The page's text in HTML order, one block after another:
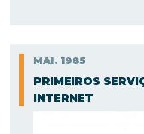
MAI. 1985
PRIMEIROS
INTERNET